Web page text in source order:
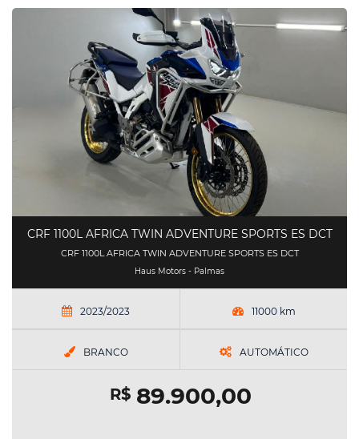
CRF 1100L AFRICA TWIN ADVENTURE SPORTS ES DCT
CRF 1100L AFRICA TWIN ADVENTURE SPORTS ES DCT
Haus Motors - Palmas
2023/2023 11000 km
BRANCO AUTOMÁTICO
R$89.900,00